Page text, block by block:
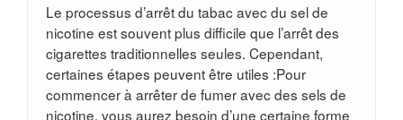
Le processus d’arrêt du tabac avec du sel de
nicotine est souvent plus difficile que l’arrêt des
cigarettes traditionnelles seules. Cependant,
certaines étapes peuvent être utiles :Pour
commencer à arrêter de fumer avec des sels de
nicotine, vous aurez besoin d’une certaine forme